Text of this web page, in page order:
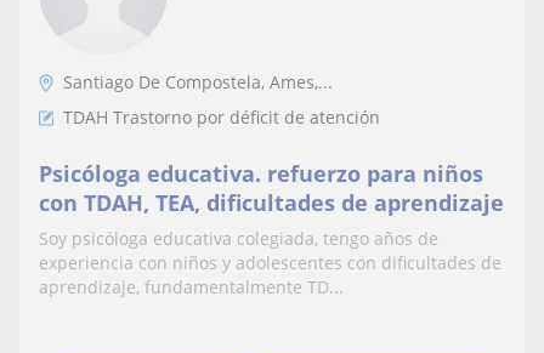
Santiago De Compostela, Ames,...
TDAH Trastorno por déficit de atención
Psicóloga educativa. refuerzo para niños
con TDAH, TEA, dificultades de aprendizaje
Soy psicóloga educativa colegiada, tengo años de
experiencia con niños y adolescentes con dificultades de
aprendizaje, fundamentalmente TD...